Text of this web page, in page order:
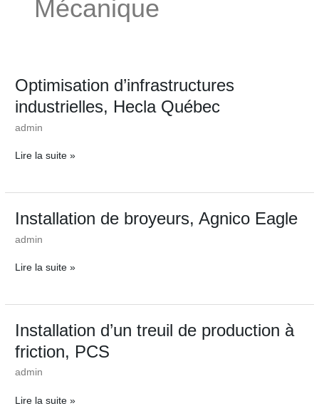
Mécanique
Optimisation d’infrastructures
industrielles, Hecla Québec
admin
Optimisation
d’infrastructures
industrielles,
Hecla
Lire la suite »
Installation de broyeurs, Agnico Eagle
admin
Installation
broyeurs,
Eagle
Lire la suite »
Installation d’un treuil de production à
friction, PCS
admin
Installation
d’un
treuil
de
à Lire la suite »